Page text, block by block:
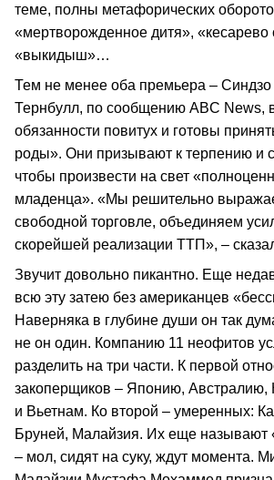
теме, полны метафорических
«мертворожденное дитя», «кесарево
«выкидыш»…
Тем не менее оба премьера –
Тернбулл, по сообщению ABC News,
обязанности повитух и готовы
роды». Они призывают к терпению и
чтобы произвести на свет
младенца». «Мы решительно
свободной торговле, объединяем
скорейшей реализации ТТП», –
Звучит довольно пикантно. Еще
всю эту затею без американцев
Наверняка в глубине души он так
не он один. Компанию 11 неофитов
разделить на три части. К первой
закоперщиков – Японию,
и Вьетнам. Ко второй – умеренных:
Бруней, Малайзия. Их еще называют
– мол, сидят на суку, ждут момента.